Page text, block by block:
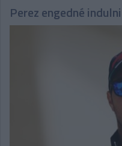
Perez engedné